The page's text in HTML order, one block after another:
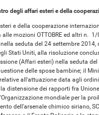
degli affari esteri e della
e della cooperazione
mozioni OTTOBRE ed altri n.
seduta del 24 settembre
Stati Uniti, alla risoluzione
(Affari esteri) nella seduta
delle spose bambine; il
all'attuazione data agli
distensione dei rapporti fra
mondiale per la
dell'arsenale chimico siriano,